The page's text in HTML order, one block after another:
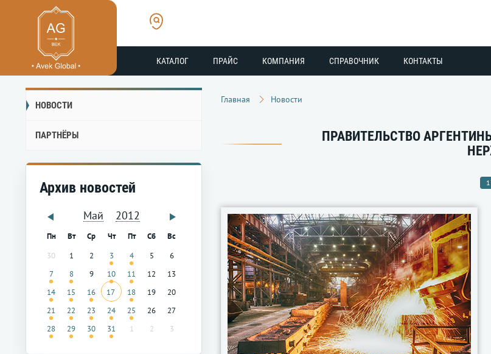
КАТАЛОГ ПРАЙС КОМПАНИЯ СПРАВОЧНИК КОНТАКТЫ
НОВОСТИ
ПАРТНЁРЫ
Архив новостей
Май 2012
Пн Вт Ср Чт Пт Сб
Вс
30
1 2 3 4 5
6
7
8 9 10 11 12
13
14
15 16 17 18 19
20
21
22 23 24 25 26
27
28
29 30 31 1 2 3
Главная Новости
ПРАВИТЕЛЬСТВО